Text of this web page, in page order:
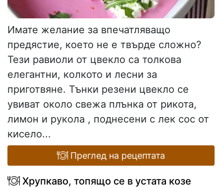
Имате желание за впечатляващо
предястие, което не е твърде сложно?
Тези равиоли от цвекло са толкова
елегантни, колкото и лесни за
приготвяне. Тънки резени цвекло се
увиват около свежа плънка от рикота,
лимон и рукола , поднесени с лек сос от
кисело...
Преглед на рецептата
Хрупкаво, топящо се в устата козе